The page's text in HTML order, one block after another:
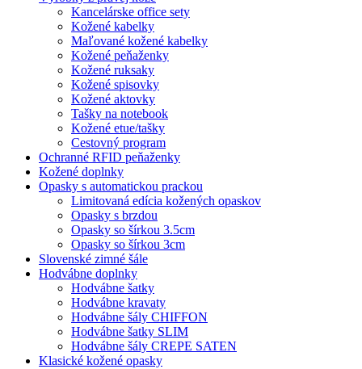
Kancelárske office sety
Kožené kabelky
Maľované kožené kabelky
Kožené peňaženky
Kožené ruksaky
Kožené spisovky
Kožené aktovky
Tašky na notebook
Kožené etue/tašky
Cestovný program
Ochranné RFID peňaženky
Kožené doplnky
Opasky s automatickou prackou
Limitovaná edícia kožených opaskov
Opasky s brzdou
Opasky so šírkou 3.5cm
Opasky so šírkou 3cm
Slovenské zimné šále
Hodvábne doplnky
Hodvábne šatky
Hodvábne kravaty
Hodvábne šály CHIFFON
Hodvábne šatky SLIM
Hodvábne šály CREPE SATEN
Klasické kožené opasky